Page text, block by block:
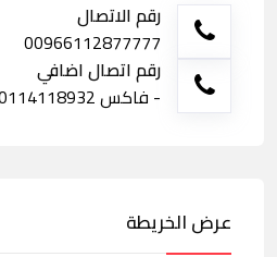
رقم الاتصال
00966112877777
رقم اتصال اضافي
- فاكس 0114118932
عرض الخريطة